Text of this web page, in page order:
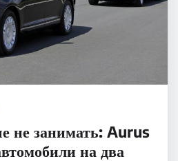
не занимать: Aurus
на два